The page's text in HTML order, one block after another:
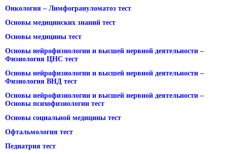
Онкология – Лимфогрануломатоз тест
Основы медицинских знаний тест
Основы медицины тест
Основы нейрофизиологии и высшей нервной деятельности –
Физиология ЦНС тест
Основы нейрофизиологии и высшей нервной деятельности –
Физиология ВНД тест
Основы нейрофизиологии и высшей нервной деятельности –
Основы психофизиологии тест
Основы социальной медицины тест
Офтальмология тест
Педиатрия тест